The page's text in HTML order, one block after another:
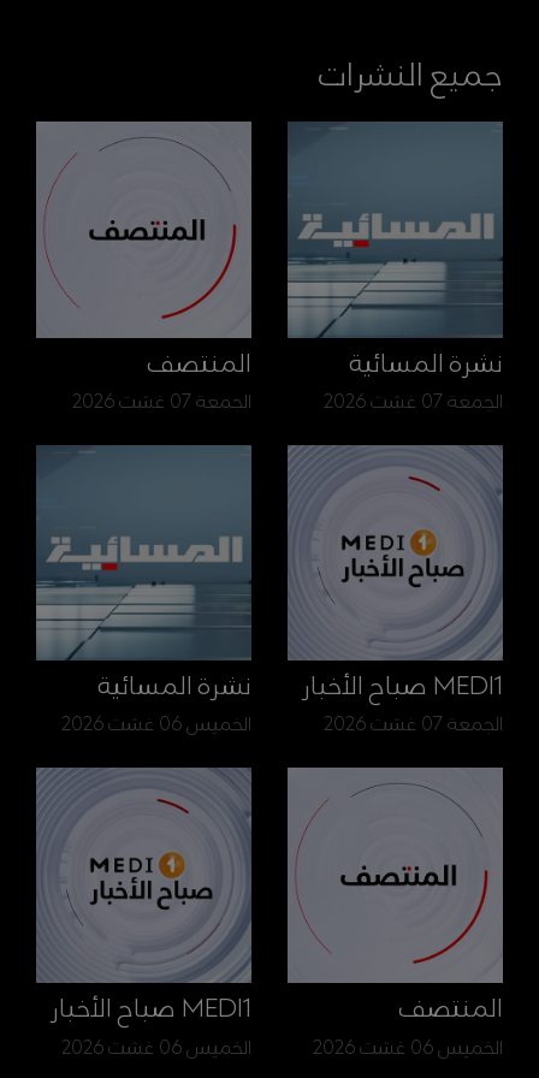
جميع النشرات
نشرة المسائية
الجمعة 07 غشت 2026
المنتصف
الجمعة 07 غشت 2026
MEDI1 صباح الأخبار
الجمعة 07 غشت 2026
نشرة المسائية
الخميس 06 غشت 2026
المنتصف
الخميس 06 غشت 2026
MEDI1 صباح الأخبار
الخميس 06 غشت 2026